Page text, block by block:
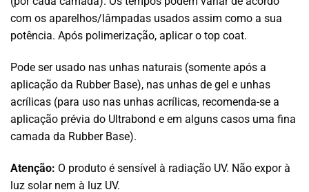
com os aparelhos/lâmpadas usados assim como a sua
potência. Após polimerização, aplicar o top coat.
Pode ser usado nas unhas naturais (somente após a
aplicação da Rubber Base), nas unhas de gel e unhas
acrílicas (para uso nas unhas acrílicas, recomenda-se a
aplicação prévia do Ultrabond e em alguns casos uma fina
camada da Rubber Base).
Atenção: O produto é sensível à radiação UV. Não expor à
luz solar nem à luz UV.